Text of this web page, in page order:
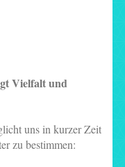
Vielfalt und
uns in kurzer Zeit
zu bestimmen: